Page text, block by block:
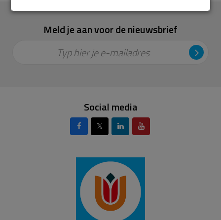
Meld je aan voor de nieuwsbrief
Typ hier je e-mailadres
Social media
𝕏